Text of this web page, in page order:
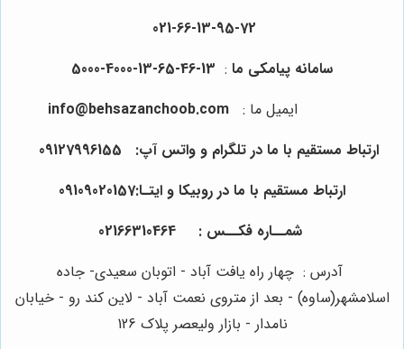
021-66-13-95-72
سامانه پیامکی ما :
13-46-65-13-4000-5000
ایمیل ما :
info@behsazanchoob.com
ارتباط مستقیم با ما در تلگرام و واتس آپ: 09127996155
ارتباط مستقیم با ما در روبیکا و ایتـا:09109020157
شمــاره فکــس :
02166310464
آدرس : چهار راه یافت آباد - اتوبان سعیدی- جاده
اسلامشهر(ساوه) - بعد از متروی نعمت آباد - لاین کند رو - خیابان
نامدار - بازار ولیعصر پلاک 126